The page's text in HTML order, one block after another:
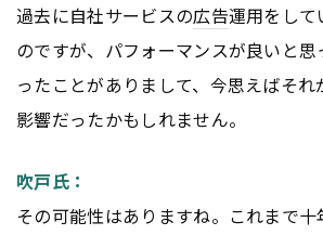
過去に自社サービスの広告運用をして
のですが、パフォーマンスが良いと
ったことがありまして、今思えばそ
影響だったかもしれません。
吹戸氏：
その可能性はありますね。これまで十